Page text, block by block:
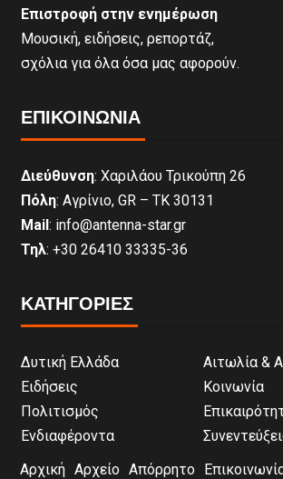
Επιστροφή στην ενημέρωση
Μουσική, ειδήσεις, ρεπορτάζ,
σχόλια για όλα όσα μας αφορούν.
ΕΠΙΚΟΙΝΩΝΊΑ
Διεύθυνση: Χαριλάου Τρικούπη 26
Πόλη: Αγρίνιο, GR – ΤΚ 30131
Mail: info@antenna-star.gr
Τηλ: +30 26410 33335-36
ΚΑΤΗΓΟΡΙΕΣ
Δυτική Ελλάδα
Αιτωλία &
Ειδήσεις
Κοινωνία
Πολιτισμός
Ενδιαφέροντα
Αρχική Αρχείο Απόρρητο